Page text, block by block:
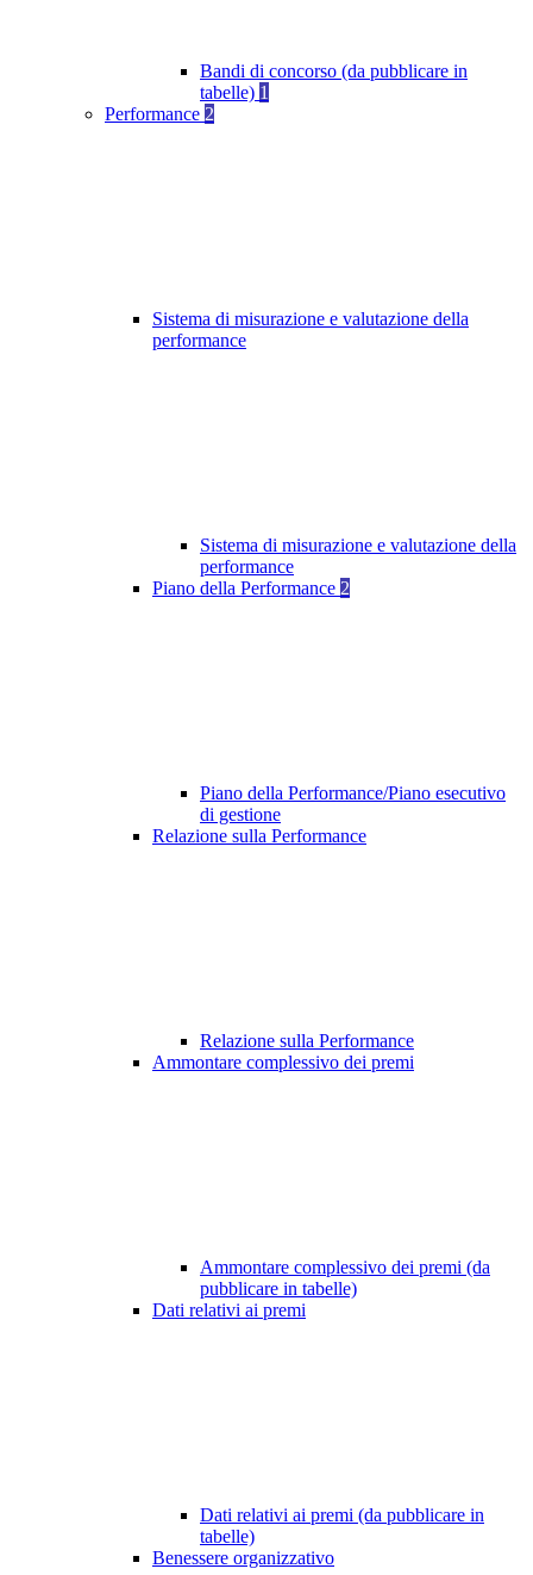
Bandi di concorso (da pubblicare in
tabelle) 1
Performance 2
Sistema di misurazione e valutazione della
performance
Sistema di misurazione e valutazione della
performance
Piano della Performance 2
Piano della Performance/Piano esecutivo
di gestione
Relazione sulla Performance
Relazione sulla Performance
Ammontare complessivo dei premi
Ammontare complessivo dei premi (da
pubblicare in tabelle)
Dati relativi ai premi
Dati relativi ai premi (da pubblicare in
tabelle)
Benessere organizzativo